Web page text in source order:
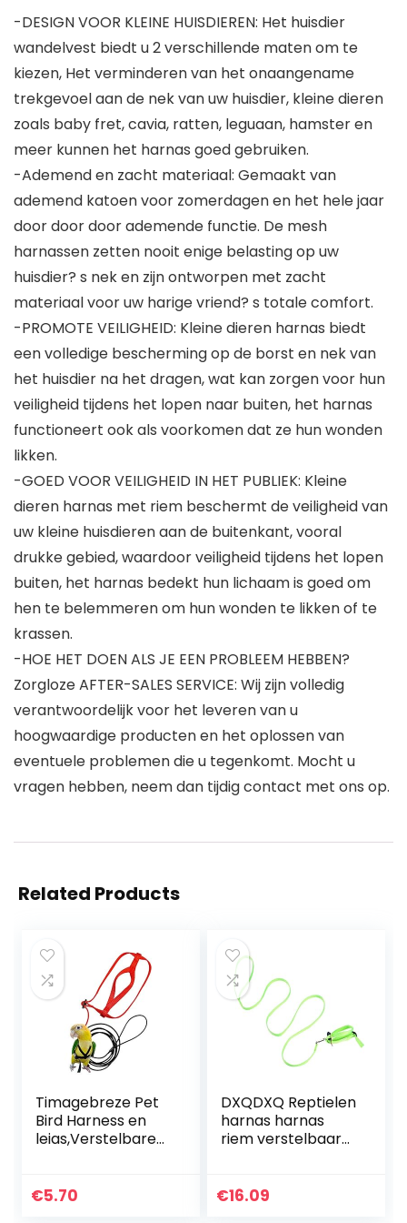
-DESIGN VOOR KLEINE HUISDIEREN: Het huisdier
wandelvest biedt u 2 verschillende maten om te
kiezen, Het verminderen van het onaangename
trekgevoel aan de nek van uw huisdier, kleine dieren
zoals baby fret, cavia, ratten, leguaan, hamster en
meer kunnen het harnas goed gebruiken.
-Ademend en zacht materiaal: Gemaakt van
ademend katoen voor zomerdagen en het hele jaar
door door door ademende functie. De mesh
harnassen zetten nooit enige belasting op uw
huisdier? s nek en zijn ontworpen met zacht
materiaal voor uw harige vriend? s totale comfort.
-PROMOTE VEILIGHEID: Kleine dieren harnas biedt
een volledige bescherming op de borst en nek van
het huisdier na het dragen, wat kan zorgen voor hun
veiligheid tijdens het lopen naar buiten, het harnas
functioneert ook als voorkomen dat ze hun wonden
likken.
-GOED VOOR VEILIGHEID IN HET PUBLIEK: Kleine
dieren harnas met riem beschermt de veiligheid van
uw kleine huisdieren aan de buitenkant, vooral
drukke gebied, waardoor veiligheid tijdens het lopen
buiten, het harnas bedekt hun lichaam is goed om
hen te belemmeren om hun wonden te likken of te
krassen.
-HOE HET DOEN ALS JE EEN PROBLEEM HEBBEN?
Zorgloze AFTER-SALES SERVICE: Wij zijn volledig
verantwoordelijk voor het leveren van u
hoogwaardige producten en het oplossen van
eventuele problemen die u tegenkomt. Mocht u
vragen hebben, neem dan tijdig contact met ons op.
Related Products
Timagebreze Pet
Bird Harness en
leias,Verstelbare
– Pet Anti-Bite
€5.70
DXQDXQ Reptielen
harnas harnas
riem verstelbaar
nylon voor kleine
€16.09